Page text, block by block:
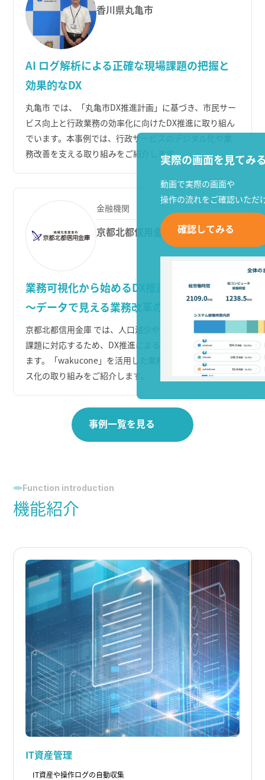
香川県丸亀市
AI ログ解析による正確な現場課題の把握と
効果的なDX
丸亀市 では、「丸亀市DX推進計画」に基づき、市民サー
ビス向上と行政業務の効率化に向けたDX推進に取り組ん
でいます。本事例では、行政サービスのデジタル化や業
務改善を支える取り組みをご紹介します。
金融機関
京都北都信用金庫
業務可視化から始めるDX推進
～データで見える業務改革の第一歩～
京都北都信用金庫 では、人口減少や労働力不足といった
課題に対応するため、DX推進による業務改革を進めてい
ます。「wakucone」を活用した業務可視化やペーパーレ
ス化の取り組みをご紹介します。
事例一覧を見る
Function introduction
機能紹介
IT資産管理
IT資産や操作ログの自動収集
実際の画面を見てみ
動画で実際の画面や
操作の流れをご確認いただ
確認してみる